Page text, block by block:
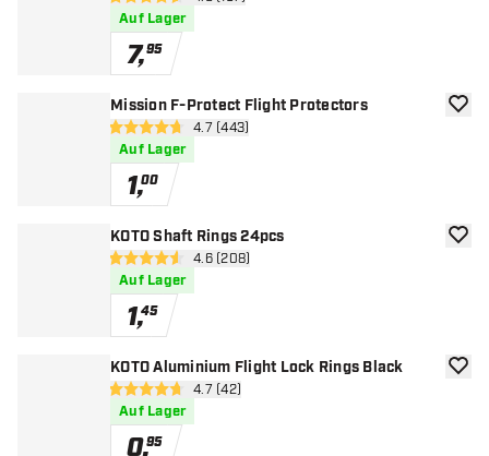
Auf Lager
7,95
Mission F-Protect Flight Protectors
Bewertungsbereich öffnen
4.7 Bewertungssterne
4.7 (443)
Auf Lager
1,00
Zur
KOTO Shaft Rings 24pcs
Bewertungsbereich öffnen
4.6 Bewertungssterne
4.6 (208)
Auf Lager
1,45
Zur
KOTO Aluminium Flight Lock Rings Black
Bewertungsbereich öffnen
4.7 Bewertungssterne
4.7 (42)
Auf Lager
0,95
Zur